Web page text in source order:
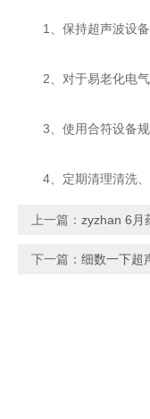
1、保持超声波设备
2、对于易老化电气
3、使用合符设备规
4、定期清理清洗、
上一篇： zyzhan 6月
下一篇： 细数一下超